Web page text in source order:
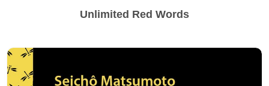
Unlimited Red Words